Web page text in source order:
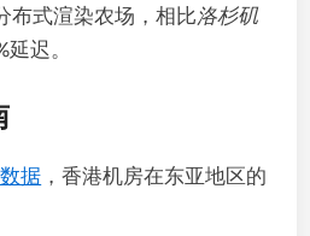
布式渲染农场，相比洛杉矶
迟。
据 ，香港机房在东亚地区的